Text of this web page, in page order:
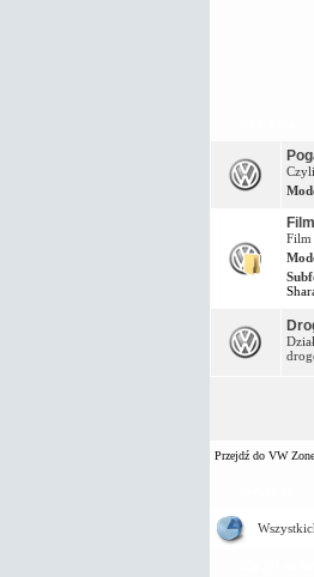
Film
Przejdź do VW Zone